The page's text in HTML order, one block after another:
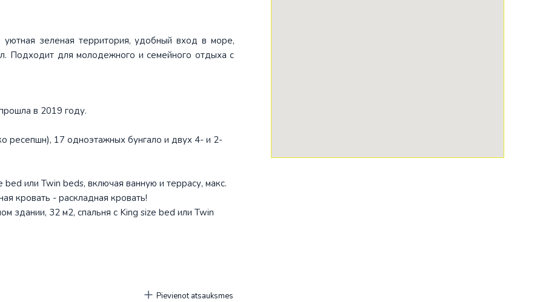
Шри-Ланка
Южная Корея
зеленая территория, удобный вход в море,
Подходит для молодежного и семейного отдыха с
в 2019 году.
ресепшн), 17 одноэтажных бунгало и двух 4- и 2-
или Twin beds, включая ванную и террасу, макс.
кровать - раскладная кровать!
здании, 32 м2, спальня с King size bed или Twin
Pievienot atsauksmes